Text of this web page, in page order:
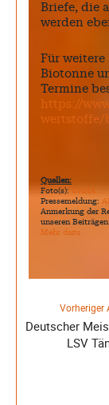
Briefe, die
werden
Für
Biotonne
Termine
https://
wertstoffe/
Quellen:
Foto(s):
©AHA
Pressemeldung:
Anmerkung der
unseren
Mehr dazu
Vorheriger
Deutscher
LSV